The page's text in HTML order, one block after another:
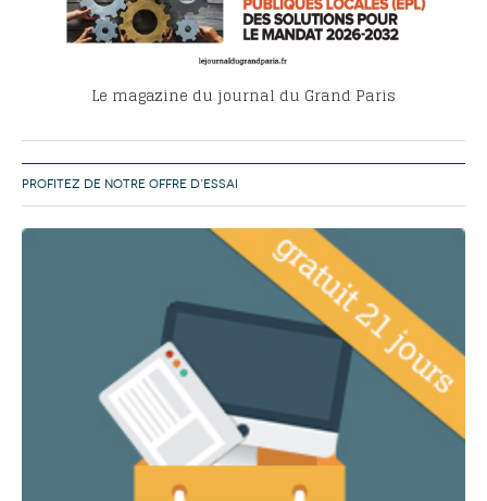
Le magazine du journal du Grand Paris
PROFITEZ DE NOTRE OFFRE D’ESSAI